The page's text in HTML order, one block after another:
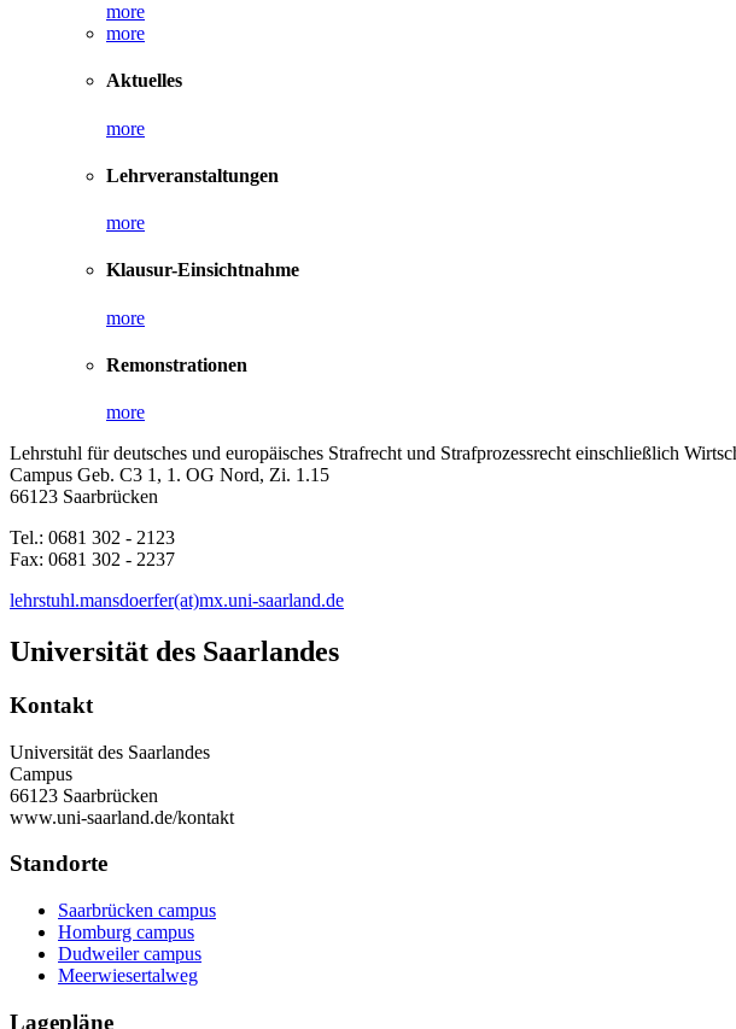
more
more
Aktuelles
more
Lehrveranstaltungen
more
Klausur-Einsichtnahme
more
Remonstrationen
more
Lehrstuhl für deutsches und europäisches Strafrecht und Strafprozessrecht einschließlich
Campus Geb. C3 1, 1. OG Nord, Zi. 1.15
66123 Saarbrücken
Tel.: 0681 302 - 2123
Fax: 0681 302 - 2237
lehrstuhl.mansdoerfer(at)mx.uni-saarland.de
Universität des Saarlandes
Kontakt
Universität des Saarlandes
Campus
66123 Saarbrücken
www.uni-saarland.de/kontakt
Standorte
Saarbrücken campus
Homburg campus
Dudweiler campus
Meerwiesertalweg
Lagepläne